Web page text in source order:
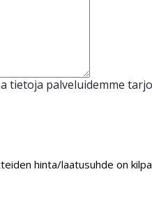
tietoja palveluidemme
hinta/laatusuhde on